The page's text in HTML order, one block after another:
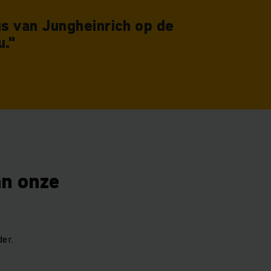
van Jungheinrich op de
onze